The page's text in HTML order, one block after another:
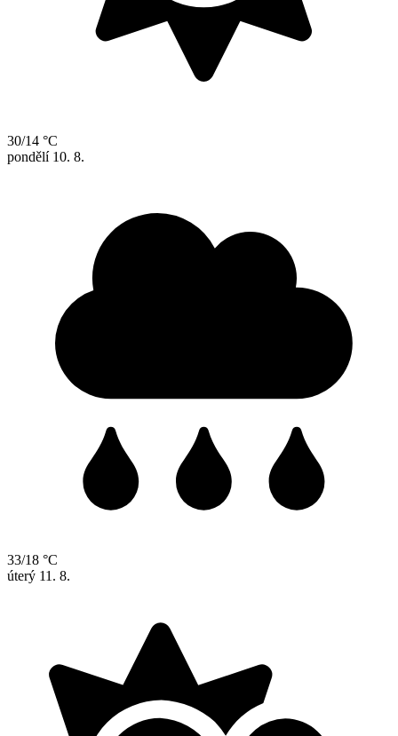
30/14 °C
pondělí 10. 8.
33/18 °C
úterý 11. 8.